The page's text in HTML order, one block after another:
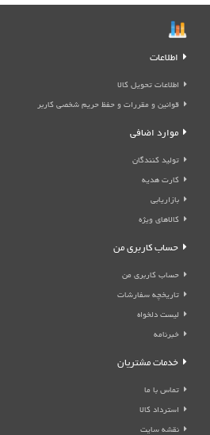
اطلاعات
اطلاعات تحویل کالا
قوانین و مقررات و حفظ حریم شخصی کاربر
موارد اضافی
تولید کنندگان
کارت هدیه
بازاریابی
کالاهای ویژه
حساب کاربری من
حساب کاربری من
تاریخچه سفارشات
لیست دلخواه
خبرنامه
خدمات مشتریان
تماس با ما
استرداد کالا
نقشه سایت